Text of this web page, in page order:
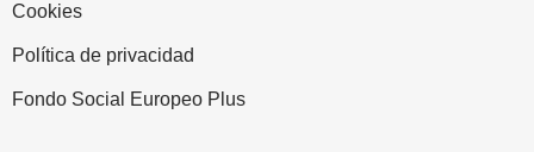
Cookies
Política de privacidad
Fondo Social Europeo Plus